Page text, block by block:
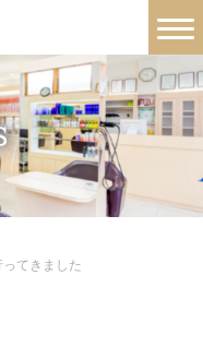
てきました